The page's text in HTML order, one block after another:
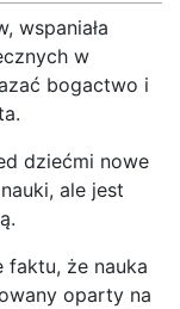
wspaniała
w
bogactwo i
dziećmi nowe
ale jest
faktu, że nauka
oparty na